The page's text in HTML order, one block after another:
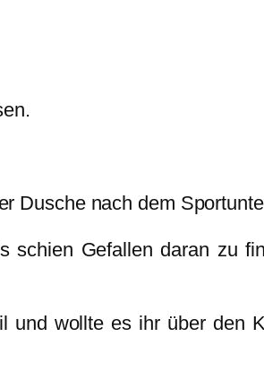
Dusche nach dem
Gefallen daran zu
und wollte es ihr über den